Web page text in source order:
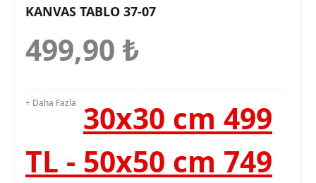
KANVAS TABLO 37-07
499,90 ₺
+ Daha Fazla
30x30 cm 499
TL - 50x50 cm 749